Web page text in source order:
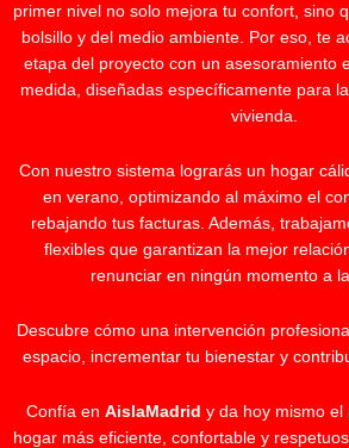
primer nivel no solo mejora tu confort, sino
bolsillo y del medio ambiente. Por eso, te
etapa del proyecto con un asesoramiento
medida, diseñadas específicamente para
vivienda.
Con nuestro sistema lograrás un hogar
en verano, optimizando al máximo el
rebajando tus facturas. Además,
flexibles que garantizan la mejor
renunciar en ningún momento a
Descubre cómo una intervención
espacio, incrementar tu bienestar y
Confía en AislaMadrid y da hoy mismo el
hogar más eficiente, confortable y